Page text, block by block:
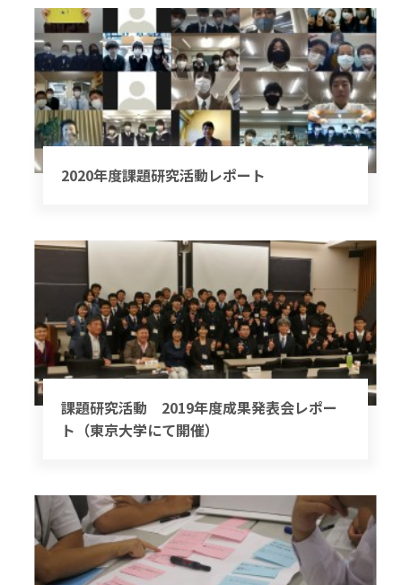
2020年度課題研究活動レポート
課題研究活動 2019年度成果発表会レポー
ト（東京大学にて開催）